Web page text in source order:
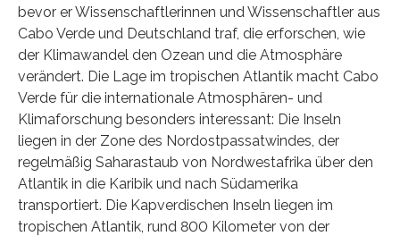
bevor er Wissenschaftlerinnen und Wissenschaftler aus
Cabo Verde und Deutschland traf, die erforschen, wie
der Klimawandel den Ozean und die Atmosphäre
verändert. Die Lage im tropischen Atlantik macht Cabo
Verde für die internationale Atmosphären- und
Klimaforschung besonders interessant: Die Inseln
liegen in der Zone des Nordostpassatwindes, der
regelmäßig Saharastaub von Nordwestafrika über den
Atlantik in die Karibik und nach Südamerika
transportiert. Die Kapverdischen Inseln liegen im
tropischen Atlantik, rund 800 Kilometer von der